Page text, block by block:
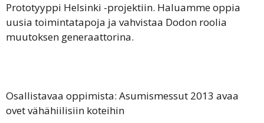
Prototyyppi Helsinki -projektiin. Haluamme oppia
uusia toimintatapoja ja vahvistaa Dodon roolia
muutoksen generaattorina.
Osallistavaa oppimista: Asumismessut 2013 avaa
ovet vähähiilisiin koteihin